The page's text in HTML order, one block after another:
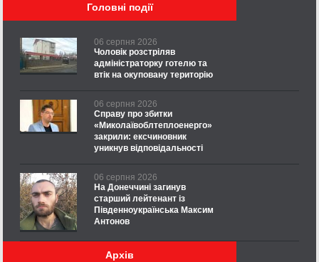
Головні події
06 серпня 2026
Чоловік розстріляв
адміністраторку готелю та
втік на окуповану територію
06 серпня 2026
Справу про збитки
«Миколаївоблтеплоенерго»
закрили: ексчиновник
уникнув відповідальності
06 серпня 2026
На Донеччині загинув
старший лейтенант із
Південноукраїнська Максим
Антонов
Архів